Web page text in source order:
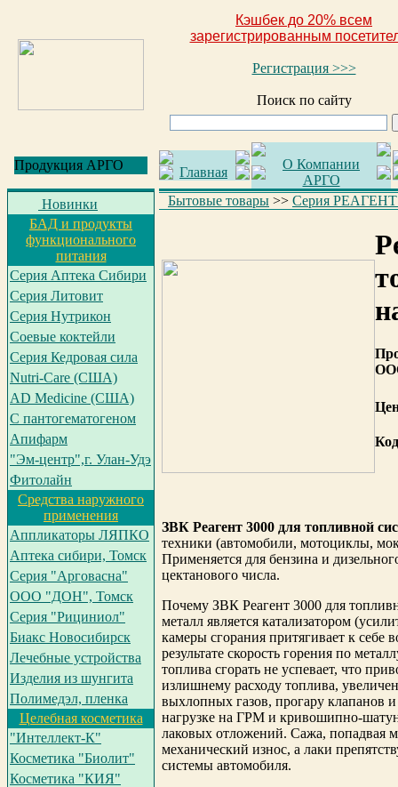
Кэшбек до 20% всем
зарегистрированным
Регистрация >>>
Поиск по сайту
Продукция АРГО Главная
О Компании
АРГО
Новинки
БАД и продукты
функционального
питания
Серия Аптека Сибири
Серия Литовит
Серия Нутрикон
Соевые коктейли
Серия Кедровая сила
Nutri-Care (США)
AD Medicine (США)
С пантогематогеном
Апифарм
"Эм-центр",г. Улан-Удэ
Фитолайн
Средства наружного
применения
Аппликаторы ЛЯПКО
Аптека сибири, Томск
Серия "Арговасна"
ООО "ДОН", Томск
Серия "Рициниол"
Биакс Новосибирск
Лечебные устройства
Изделия из шунгита
Полимедэл, пленка
Целебная косметика
"Интеллект-К"
Косметика "Биолит"
Косметика "КИЯ"
Бытовые товары >> Серия РЕАГЕНТ
ЗВК Реагент 3000 для топливной
техники (автомобили, мотоциклы,
Применяется для бензина и
цектанового числа.
Почему ЗВК Реагент 3000 для
металл является катализатором
камеры сгорания притягивает к себе
результате скорость горения по
топлива сгорать не успевает, что
излишнему расходу топлива,
выхлопных газов, прогару
нагрузке на ГРМ и кривошипно-
лаковых отложений. Сажа, попадвая
механический износ, а лаки
системы автомобиля.